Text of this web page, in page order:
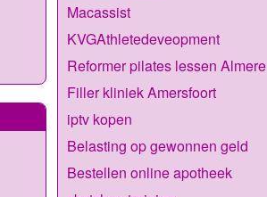
Macassist
KVGAthletedeveopment
Reformer pilates lessen Almere
Filler kliniek Amersfoort
iptv kopen
Belasting op gewonnen geld
Bestellen online apotheek